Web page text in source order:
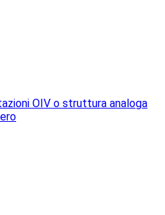
OIV o struttura analoga